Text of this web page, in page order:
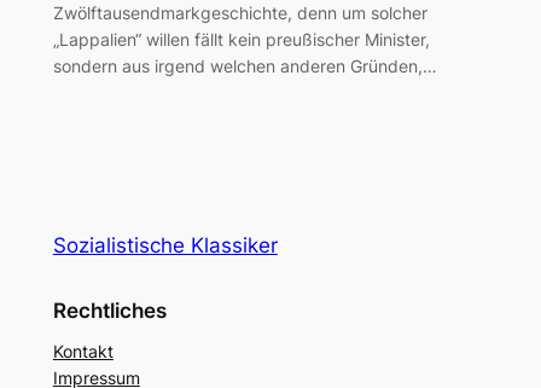
Zwölftausendmarkgeschichte, denn um solcher
„Lappalien“ willen fällt kein preußischer Minister,
sondern aus irgend welchen anderen Gründen,…
Sozialistische Klassiker
Rechtliches
Kontakt
Impressum